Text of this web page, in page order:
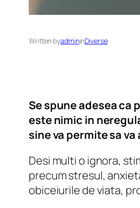
Written byadmininDiverse
Se spune adesea
este nimic in
sine va permite sa
Desi multi o ignora,
precum stresul,
obiceiurile de viata,